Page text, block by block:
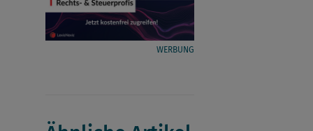
WERBUNG